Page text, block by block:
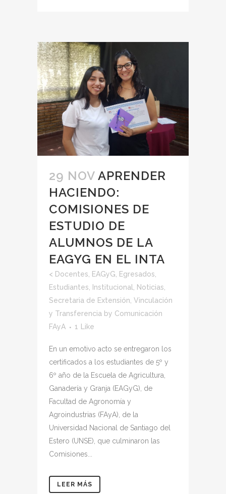
29 NOV APRENDER
HACIENDO:
COMISIONES DE
ESTUDIO DE
ALUMNOS DE LA
EAGYG EN EL INTA
< Docentes EAGyG Egresados
Estudiantes
Institucional Noticias
Secretaria de Extensión, Vinculación
y Transferencia by Comunicación
FAyA
1 Like
En un emotivo acto se entregaron los
certificados a los estudiantes de 5º y
6º año de la Escuela de Agricultura,
Ganadería y Granja (EAGyG), de
Facultad de Agronomía y
Agroindustrias (FAyA), de la
Universidad Nacional de Santiago del
Estero (UNSE), que culminaron las
Comisiones...
LEER MÁS